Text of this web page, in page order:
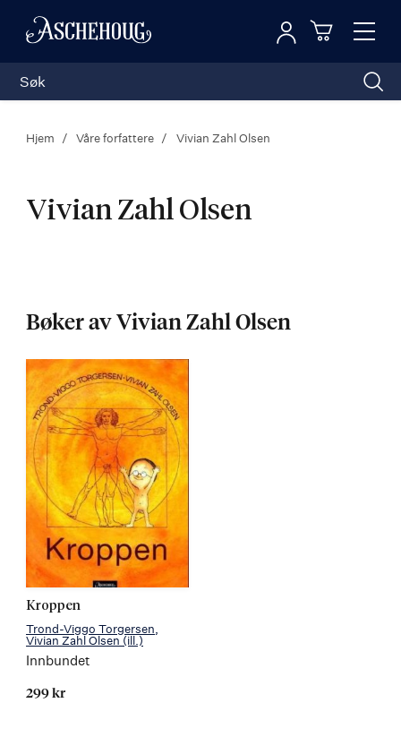
Toggle
Logg inn
Hjem Våre forfattere Vivian Zahl Olsen
Vivian Zahl Olsen
Olsen
Bøker av Vivian Zahl Olsen
Kroppen
Trond-Viggo Torgersen
Vivian Zahl Olsen (ill.)
Innbundet
299 kr